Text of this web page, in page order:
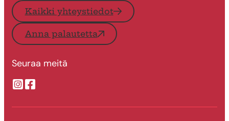
Kaikki yhteystiedot
Anna palautetta
Seuraa meitä
Suonenjoen kaupungin Instragram
Suonenjoen kaupungin Facebook